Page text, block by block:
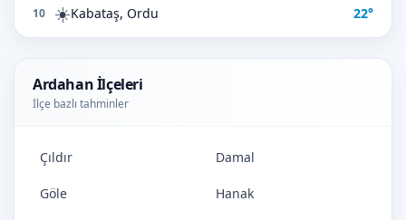
10 ☀️Kabataş, Ordu 22°
Ardahan İlçeleri
İlçe bazlı tahminler
Çıldır Damal
Göle Hanak